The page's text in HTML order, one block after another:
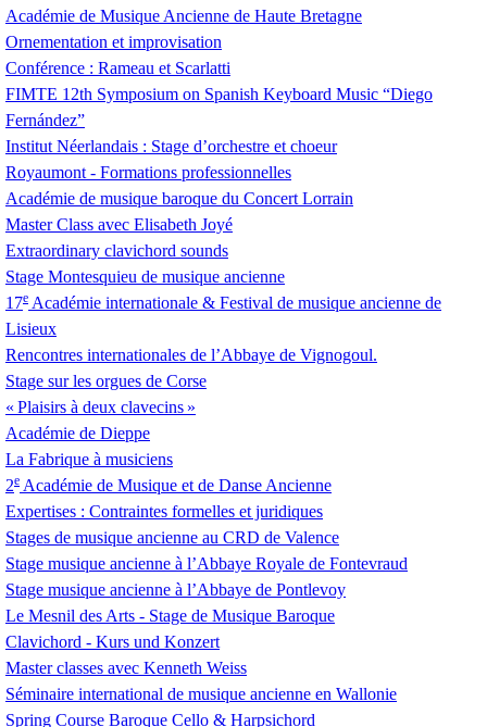
Académie de Musique Ancienne de Haute Bretagne
Ornementation et improvisation
Conférence : Rameau et Scarlatti
FIMTE 12th Symposium on Spanish Keyboard Music “Diego
Fernández”
Institut Néerlandais : Stage d’orchestre et choeur
Royaumont - Formations professionnelles
Académie de musique baroque du Concert Lorrain
Master Class avec Elisabeth Joyé
Extraordinary clavichord sounds
Stage Montesquieu de musique ancienne
17e Académie internationale & Festival de musique ancienne de
Lisieux
Rencontres internationales de l’Abbaye de Vignogoul.
Stage sur les orgues de Corse
« Plaisirs à deux clavecins »
Académie de Dieppe
La Fabrique à musiciens
2e Académie de Musique et de Danse Ancienne
Expertises : Contraintes formelles et juridiques
Stages de musique ancienne au CRD de Valence
Stage musique ancienne à l’Abbaye Royale de Fontevraud
Stage musique ancienne à l’Abbaye de Pontlevoy
Le Mesnil des Arts - Stage de Musique Baroque
Clavichord - Kurs und Konzert
Master classes avec Kenneth Weiss
Séminaire international de musique ancienne en Wallonie
Spring Course Baroque Cello & Harpsichord